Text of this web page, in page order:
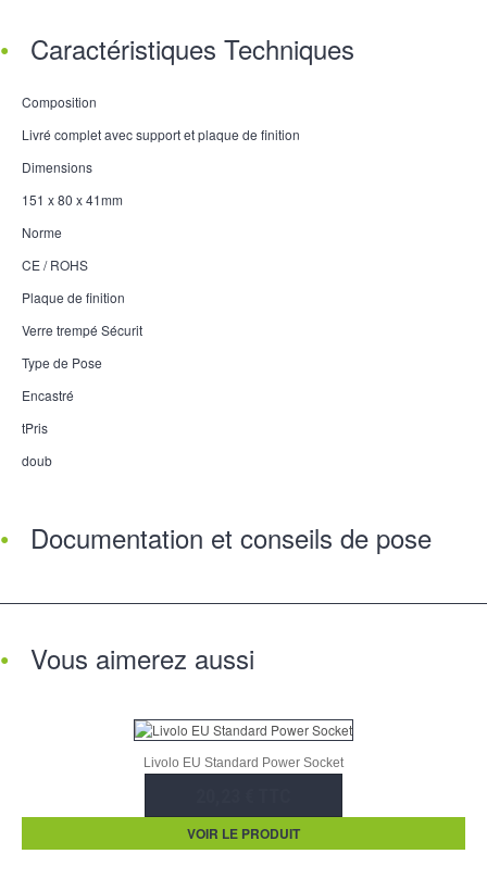
Caractéristiques Techniques
Composition
Livré complet avec support et plaque de finition
Dimensions
151 x 80 x 41mm
Norme
CE / ROHS
Plaque de finition
Verre trempé Sécurit
Type de Pose
Encastré
tPris
doub
Documentation et conseils de pose
Vous aimerez aussi
Livolo EU Standard Power Socket
VOIR LE PRODUIT